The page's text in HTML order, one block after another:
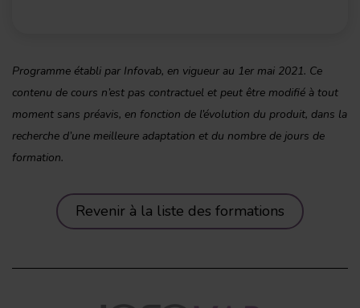
Programme établi par Infovab, en vigueur au 1er mai 2021. Ce
contenu de cours n’est pas contractuel et peut être modifié à tout
moment sans préavis, en fonction de l’évolution du produit, dans la
recherche d’une meilleure adaptation et du nombre de jours de
formation.
Revenir à la liste des formations